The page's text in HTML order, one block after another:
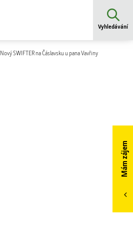
Vyhledávání
Mám zájem
Nový SWIFTER na Čáslavsku u pana Vavřiny